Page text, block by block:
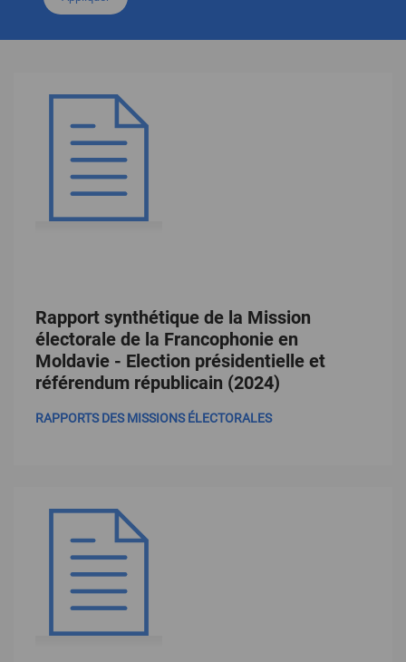
Rapport synthétique de la Mission
électorale de la Francophonie en
Moldavie - Election présidentielle et
référendum républicain (2024)
RAPPORTS DES MISSIONS ÉLECTORALES